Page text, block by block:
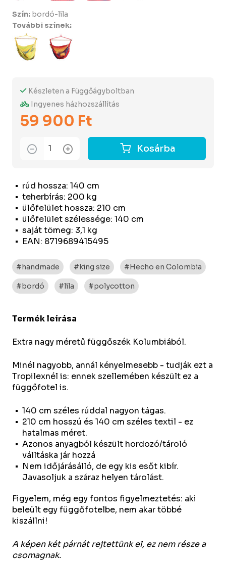
rúd hossza: 140 cm
teherbírás: 200 kg
ülőfelület hossza: 210 cm
ülőfelület szélessége: 140 cm
saját tömeg: 3,1 kg
EAN: 8719689415495
Készleten a Függőágyboltban
Ingyenes házhozszállítás
59 900 Ft
Kosárba
Szín: bordó-lila
További színek:
#handmade #king size #Hecho en Colombia
#bordó #lila #polycotton
Termék leírása
Extra nagy méretű függőszék Kolumbiából.
Minél nagyobb, annál kényelmesebb - tudják ezt a
Tropilexnél is: ennek szellemében készült ez a
függőfotel is.
140 cm széles rúddal nagyon tágas.
210 cm hosszú és 140 cm széles textil - ez
hatalmas méret.
Azonos anyagból készült hordozó/tároló
válltáska jár hozzá
Nem időjárásálló, de egy kis esőt kibír.
Javasoljuk a száraz helyen tárolást.
Figyelem, még egy fontos figyelmeztetés: aki
beleült egy függőfotelbe, nem akar többé
kiszállni!
A képen két párnát rejtettünk el, ez nem része a
csomagnak.